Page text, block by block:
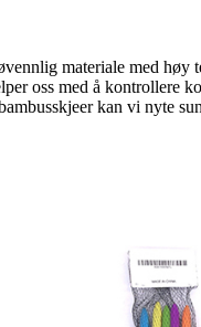
materiale med høy
oss med å kontrollere
kan vi nyte